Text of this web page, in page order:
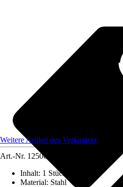
Weitere Artikel des Verkäufers
Art.-Nr. 12506205
Inhalt: 1 Stück
Material: Stahl